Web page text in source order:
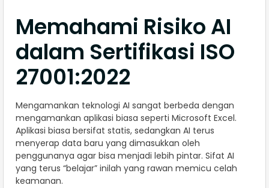
Memahami Risiko AI
dalam Sertifikasi ISO
27001:2022
Mengamankan teknologi AI sangat berbeda dengan
mengamankan aplikasi biasa seperti Microsoft Excel.
Aplikasi biasa bersifat statis, sedangkan AI terus
menyerap data baru yang dimasukkan oleh
penggunanya agar bisa menjadi lebih pintar. Sifat AI
yang terus “belajar” inilah yang rawan memicu celah
keamanan.